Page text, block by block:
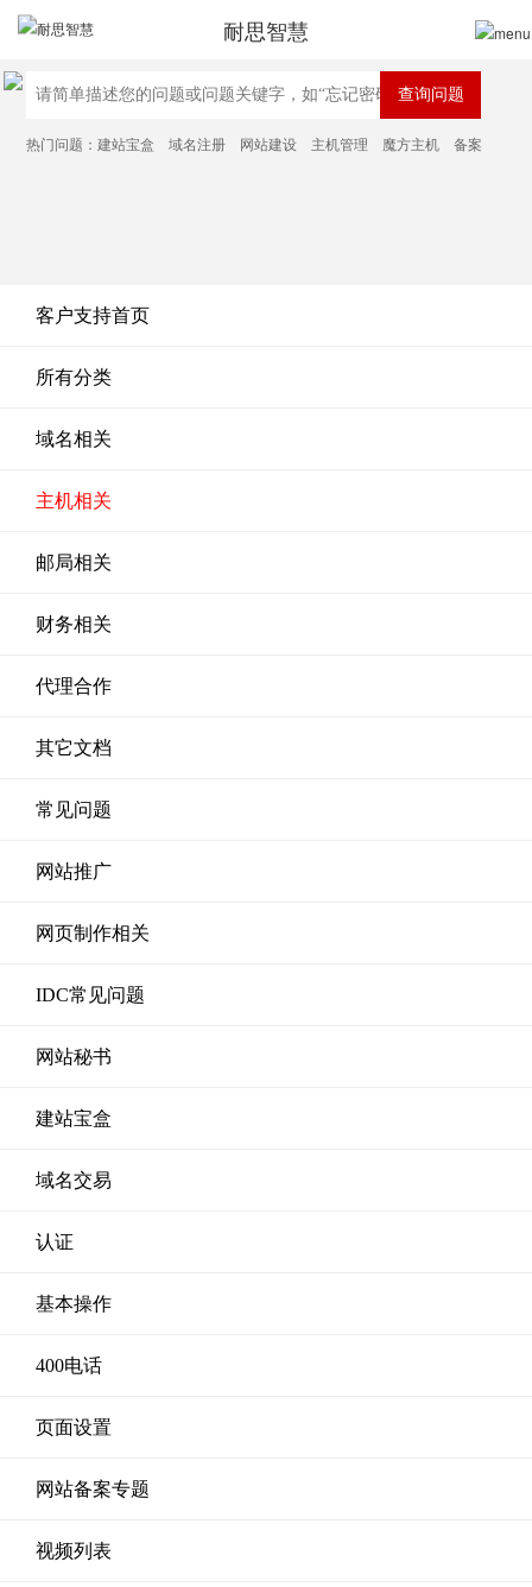
耐思智慧
热门问题：建站宝盒 域名注册 网站建设 主机管理 魔方主机 备案
客户支持首页
所有分类
域名相关
主机相关
邮局相关
财务相关
代理合作
其它文档
常见问题
网站推广
网页制作相关
IDC常见问题
网站秘书
建站宝盒
域名交易
认证
基本操作
400电话
页面设置
网站备案专题
视频列表